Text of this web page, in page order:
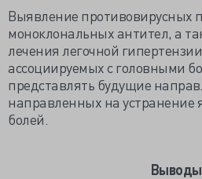
Выявление противовирусных
моноклональных антител, а
лечения легочной
ассоциируемых с головными
представлять будущие
направленных на устранение
болей.
Выводы